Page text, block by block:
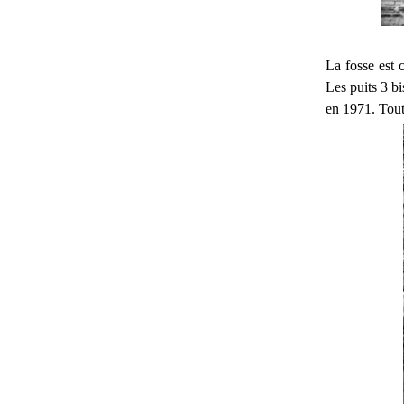
La fosse est
Les puits 3
en 1971.